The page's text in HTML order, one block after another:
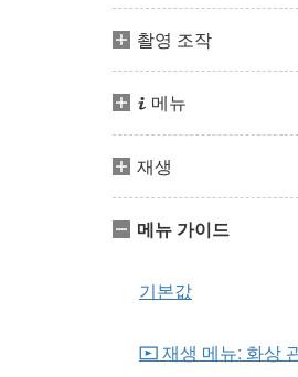
촬영 조작
i 메뉴
재생
메뉴 가이드
기본값
D 재생 메뉴: 화상